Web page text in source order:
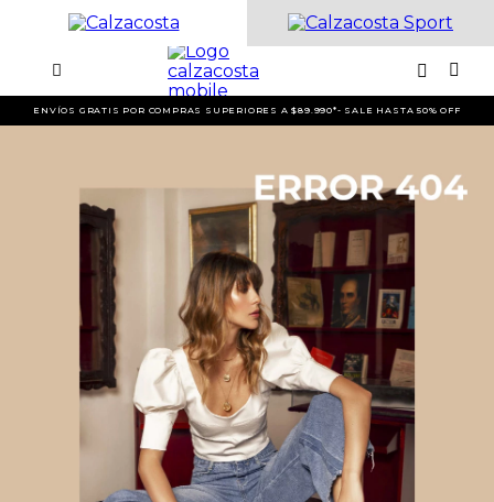
ENVÍOS GRATIS POR COMPRAS SUPERIORES A $89.990*- SALE HASTA 50% OFF